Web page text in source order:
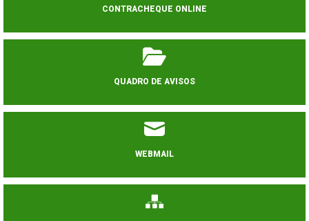
CONTRACHEQUE ONLINE
QUADRO DE AVISOS
WEBMAIL